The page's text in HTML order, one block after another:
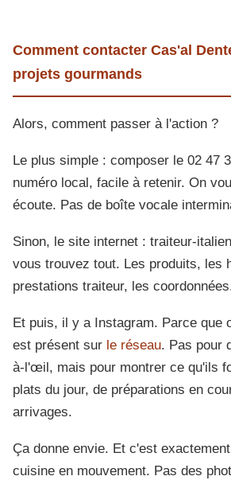
Comment contacter Cas'al
projets gourmands
Alors, comment passer à l'action ?
Le plus simple : composer le 02 47
numéro local, facile à retenir. On
écoute. Pas de boîte vocale
Sinon, le site internet : traiteur-
vous trouvez tout. Les produits, les
prestations traiteur, les
Et puis, il y a Instagram. Parce que
est présent sur le réseau. Pas pour
à-l'œil, mais pour montrer ce qu'ils
plats du jour, de préparations en
arrivages.
Ça donne envie. Et c'est
cuisine en mouvement. Pas des